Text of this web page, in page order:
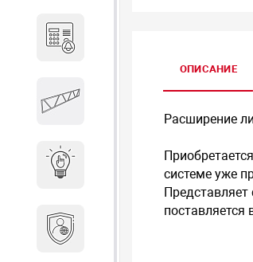
Интерактивные решения
Информационная
ОПИСАНИЕ
Расширение
системе уже
поставляется